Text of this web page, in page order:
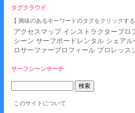
タグクラウド
【 興味のあるキーワードのタグをクリックす
アクセスマップ インストラクタープロ
シーン サーフボードレンタル シェアル
ロサーファープロフィール プロレッス
サーフシーンサーチ
このサイトについて